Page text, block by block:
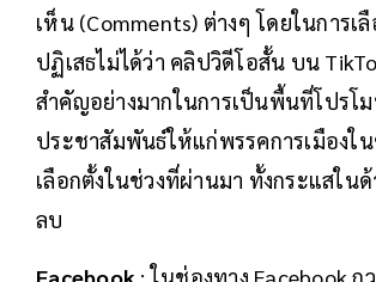
เห็น (Comments) ต่างๆ โดยในการเ
ปฏิเสธไม่ได้ว่า คลิปวิดีโอสั้น บน
สำคัญอย่างมากในการเป็นพื้นที่โปรโ
ประชาสัมพันธ์ให้แก่พรรคการเมืองใน
เลือกตั้งในช่วงที่ผ่านมา ทั้งกระแสใน
ลบ